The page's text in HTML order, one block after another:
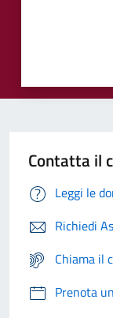
Contatta il
Leggi le
Richiedi
Chiama il
Prenota